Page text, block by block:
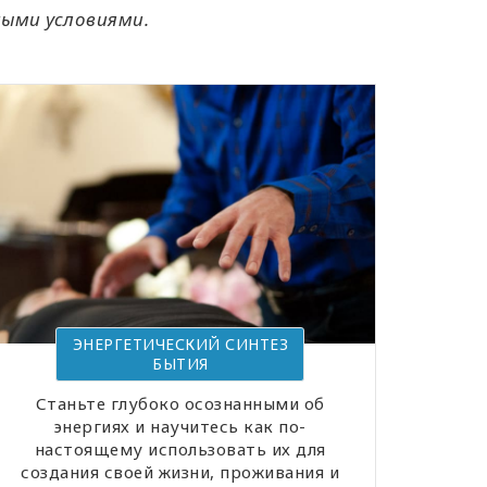
условиями.
ЭНЕРГЕТИЧЕСКИЙ СИНТЕЗ
БЫТИЯ
Станьте глубоко осознанными об
энергиях и научитесь как по-
настоящему использовать их для
создания своей жизни, проживания и